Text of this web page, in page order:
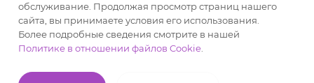
2019 - 2026 © Kypioptom.ru оптово-розничный интернет-
магазин
обслуживание. Продолжая просмотр страниц нашего
сайта, вы принимаете условия его использования.
Более подробные сведения смотрите в нашей
Политике в отношении файлов Cookie